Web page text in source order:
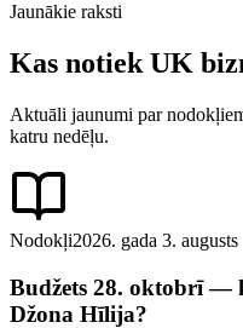
Jaunākie raksti
Kas notiek UK
Aktuāli jaunumi par
katru nedēļu.
Nodokļi2026. gada 3. augusts
Budžets 28. oktobrī —
Džona Hīlija?